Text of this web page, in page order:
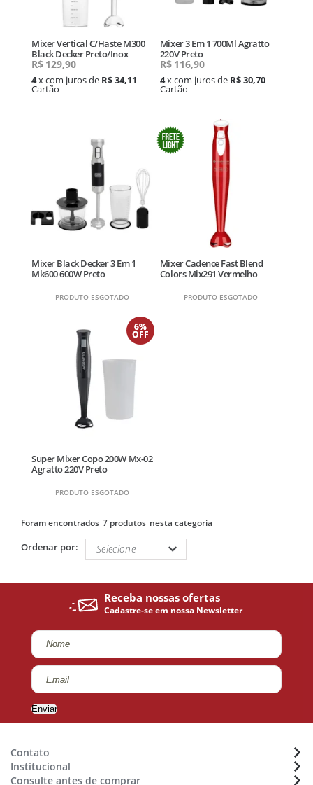
Mixer Vertical C/Haste M300
Black Decker Preto/Inox
R$ 129,90
4x com juros de R$ 34,11
Cartão
Mixer 3 Em 1 700Ml Agratto
220V Preto
R$ 116,90
4x com juros de R$ 30,70
Cartão
Mixer Black Decker 3 Em 1
Mk600 600W Preto
PRODUTO ESGOTADO
Mixer Cadence Fast Blend
Colors Mix291 Vermelho
PRODUTO ESGOTADO
6%
OFF
Super Mixer Copo 200W Mx-02
Agratto 220V Preto
PRODUTO ESGOTADO
7 produtos
Ordenar por:
Enviar
Contato
Atendimento:(48) 36470633
Institucional
Consulte antes de comprar